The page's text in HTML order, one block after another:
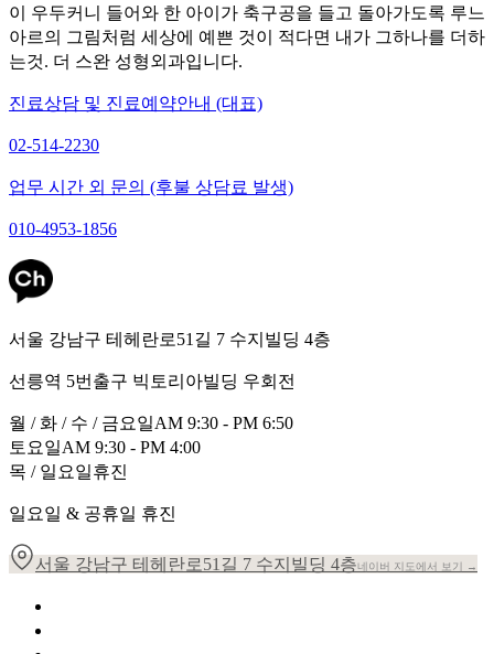
이 우두커니 들어와 한 아이가 축구공을 들고 돌아가도록 루느
아르의 그림처럼 세상에 예쁜 것이 적다면 내가 그하나를 더하
는것. 더 스완 성형외과입니다.
진료상담 및 진료예약안내 (대표)
02-514-2230
업무 시간 외 문의 (후불 상담료 발생)
010-4953-1856
서울 강남구 테헤란로51길 7 수지빌딩 4층
선릉역 5번출구 빅토리아빌딩 우회전
월 / 화 / 수 / 금요일AM 9:30 - PM 6:50
토요일AM 9:30 - PM 4:00
목 / 일요일휴진
일요일 & 공휴일 휴진
서울 강남구 테헤란로51길 7 수지빌딩 4층네이버 지도에서 보기 →